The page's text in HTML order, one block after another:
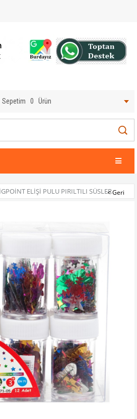
Sepetim 0 Ürün
ELIŞI PULU PIRILTILI SÜSLER